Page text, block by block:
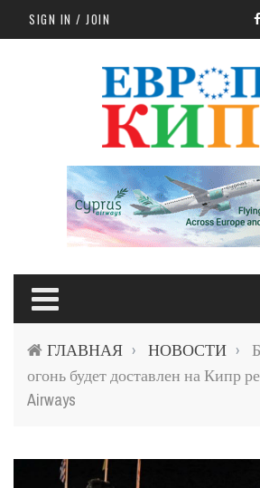
Skip to main content
SIGN IN / JOIN
ГЛАВНАЯ › НОВОСТИ ›
огонь будет доставлен на Кипр
Airways